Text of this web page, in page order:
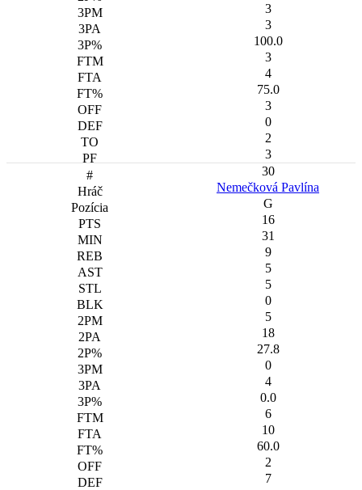
3
3
100.0
3
4
75.0
3
0
2
3
30
Nemečková Pavlína
G
16
31
9
5
5
0
5
18
27.8
0
4
0.0
6
10
60.0
2
7